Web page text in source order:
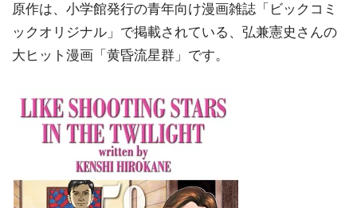
原作は、小学館発行の青年向け漫画雑誌「ビックコミ
ックオリジナル」で掲載されている、弘兼憲史さんの
大ヒット漫画「黄昏流星群」です。